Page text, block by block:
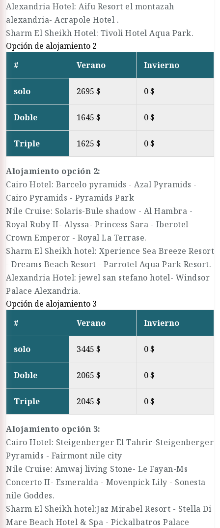
Alexandria Hotel: Aifu Resort el montazah
alexandria- Acrapole Hotel .
Sharm El Sheikh Hotel: Tivoli Hotel Aqua Park.
Opción de alojamiento 2
#
Verano Invierno
solo 2695 $ 0 $
Doble 1645 $ 0 $
Triple 1625 $ 0 $
Alojamiento opción 2:
Cairo Hotel: Barcelo pyramids - Azal Pyramids -
Cairo Pyramids - Pyramids Park
Nile Cruise: Solaris-Bule shadow - Al Hambra -
Royal Ruby II- Alyssa- Princess Sara - Iberotel
Crown Emperor - Royal La Terrase.
Sharm El Sheikh hotel: Xperience Sea Breeze Resort
- Dreams Beach Resort - Parrotel Aqua Park Resort.
Alexandria Hotel: jewel san stefano hotel- Windsor
Palace Alexandria.
Opción de alojamiento 3
#
Verano Invierno
solo 3445 $ 0 $
Doble 2065 $ 0 $
Triple 2045 $ 0 $
Alojamiento opción 3:
Cairo Hotel: Steigenberger El Tahrir-Steigenberger
Pyramids - Fairmont nile city
Nile Cruise: Amwaj living Stone- Le Fayan-Ms
Concerto II- Esmeralda - Movenpick Lily - Sonesta
nile Goddes.
Sharm El Sheikh hotel:Jaz Mirabel Resort - Stella Di
Mare Beach Hotel & Spa - Pickalbatros Palace